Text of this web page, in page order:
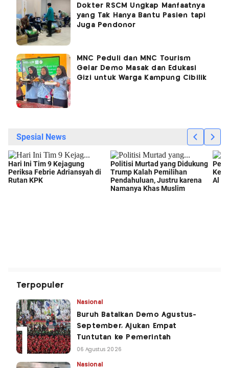
Dokter RSCM Ungkap Manfaatnya
yang Tak Hanya Bantu Pasien tapi
Juga Pendonor
MNC Peduli dan MNC Tourism
Gelar Demo Masak dan Edukasi
Gizi untuk Warga Kampung Cibilik
Terpopuler
Nasional
Buruh Batalkan Demo Agustus-
September, Ajukan Empat
Tuntutan ke Pemerintah
06 Agustus 2026
Nasional